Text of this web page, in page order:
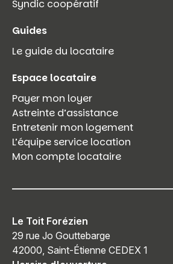
Syndic coopératif
Guides
Le guide du locataire
Espace locataire
Payer mon loyer
Astreinte d’assistance
Entretenir mon logement
L’équipe service location
Mon compte locataire
Le Toit Forézien
29 rue Jo Gouttebarge
42000, Saint-Étienne CEDEX 1